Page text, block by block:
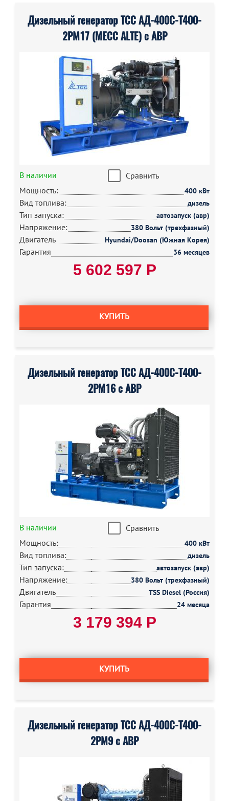
Дизельный генератор ТСС АД-400С-Т400-
2РМ17 (MECC ALTE) с АВР
В наличии
Сравнить
Мощность:
400 кВт
Вид топлива: дизель
Тип запуска: автозапуск (авр)
Напряжение: 380 Вольт (трехфазный)
Двигатель Hyundai/Doosan (Южная Корея)
Гарантия 36 месяцев
5 602 597 Р
КУПИТЬ
Дизельный генератор ТСС АД-400С-Т400-
2РМ16 с АВР
В наличии
Сравнить
Мощность:
400 кВт
Вид топлива: дизель
Тип запуска: автозапуск (авр)
Напряжение: 380 Вольт (трехфазный)
Двигатель TSS Diesel (Россия)
Гарантия 24 месяца
3 179 394 Р
КУПИТЬ
Дизельный генератор ТСС АД-400С-Т400-
2РМ9 с АВР